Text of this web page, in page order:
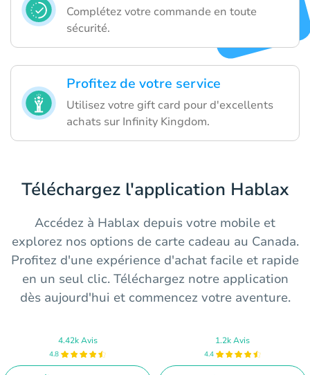
Complétez votre commande en toute
sécurité.
Profitez de votre service
Utilisez votre gift card pour d'excellents
achats sur Infinity Kingdom.
Téléchargez l'application Hablax
Accédez à Hablax depuis votre mobile et
explorez nos options de carte cadeau au Canada.
Profitez d'une expérience d'achat facile et rapide
en un seul clic. Téléchargez notre application
dès aujourd'hui et commencez votre aventure.
4.42k Avis
4.8
1.2k Avis
4.4